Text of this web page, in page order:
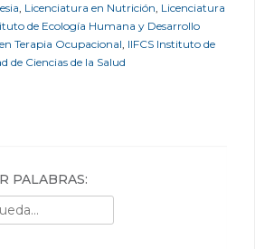
, Licenciatura en Nutrición, Licenciatura
de Ecología Humana y Desarrollo
Terapia Ocupacional, IIFCS Instituto de
de Ciencias de la Salud
PALABRAS: